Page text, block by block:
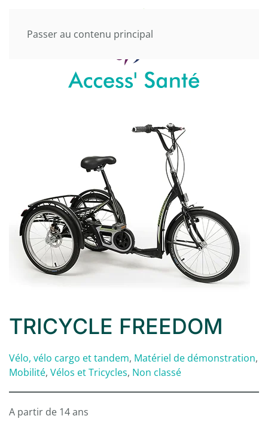
Passer au contenu principal
TRICYCLE FREEDOM
Vélo, vélo cargo et tandem, Matériel de démonstration,
Mobilité, Vélos et Tricycles, Non classé
A partir de 14 ans